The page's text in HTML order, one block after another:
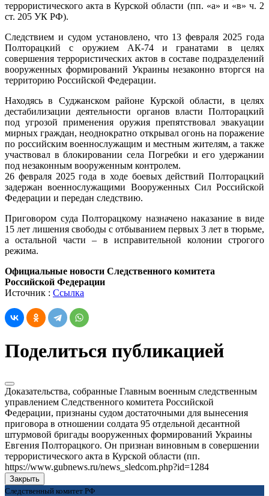
террористического акта в Курской области (пп. «а» и «в» ч. 2
ст. 205 УК РФ).
Следствием и судом установлено, что 13 февраля 2025 года
Полторацкий с оружием АК-74 и гранатами в целях
совершения террористических актов в составе подразделений
вооруженных формирований Украины незаконно вторгся на
территорию Российской Федерации.
Находясь в Суджанском районе Курской области, в целях
дестабилизации деятельности органов власти Полторацкий
под угрозой применения оружия препятствовал эвакуации
мирных граждан, неоднократно открывал огонь на поражение
по российским военнослужащим и местным жителям, а также
участвовал в блокировании села Погребки и его удержании
под незаконным вооруженным контролем.
26 февраля 2025 года в ходе боевых действий Полторацкий
задержан военнослужащими Вооруженных Сил Российской
Федерации и передан следствию.
Приговором суда Полторацкому назначено наказание в виде
15 лет лишения свободы с отбыванием первых 3 лет в тюрьме,
а остальной части – в исправительной колонии строгого
режима.
Официальные новости Следственного комитета
Российской Федерации
Источник : Ссылка
Поделиться публикацией
Доказательства, собранные Главным военным следственным
управлением Следственного комитета Российской
Федерации, признаны судом достаточными для вынесения
приговора в отношении солдата 95 отдельной десантной
штурмовой бригады вооруженных формирований Украины
Евгения Полторацкого. Он признан виновным в совершении
террористического акта в Курской области (пп.
https://www.gubnews.ru/news_sledcom.php?id=1284
Закрыть
Следственный комитет РФ